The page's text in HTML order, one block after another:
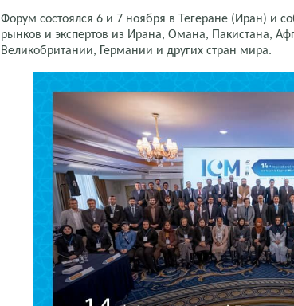
Форум состоялся 6 и 7 ноября в Тегеране (Иран) и
рынков и экспертов из Ирана, Омана, Пакистана,
Великобритании, Германии и других стран мира.